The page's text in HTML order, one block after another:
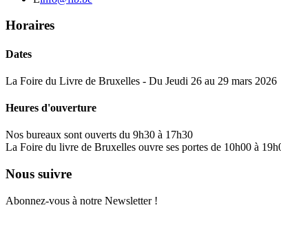
Horaires
Dates
La Foire du Livre de Bruxelles - Du Jeudi 26 au 29 mars 2026
Heures d'ouverture
Nos bureaux sont ouverts du 9h30 à 17h30
La Foire du livre de Bruxelles ouvre ses portes de 10h00 à
Nous suivre
Abonnez-vous à notre Newsletter !